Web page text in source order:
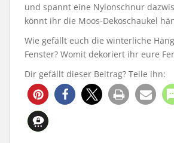
und spannt eine Nylonschnur
könnt ihr die Moos-Dekoschaukel
Wie gefällt euch die winterliche
Fenster? Womit dekoriert ihr eure
Dir gefällt dieser Beitrag? Teile ihn:
1320
6
28